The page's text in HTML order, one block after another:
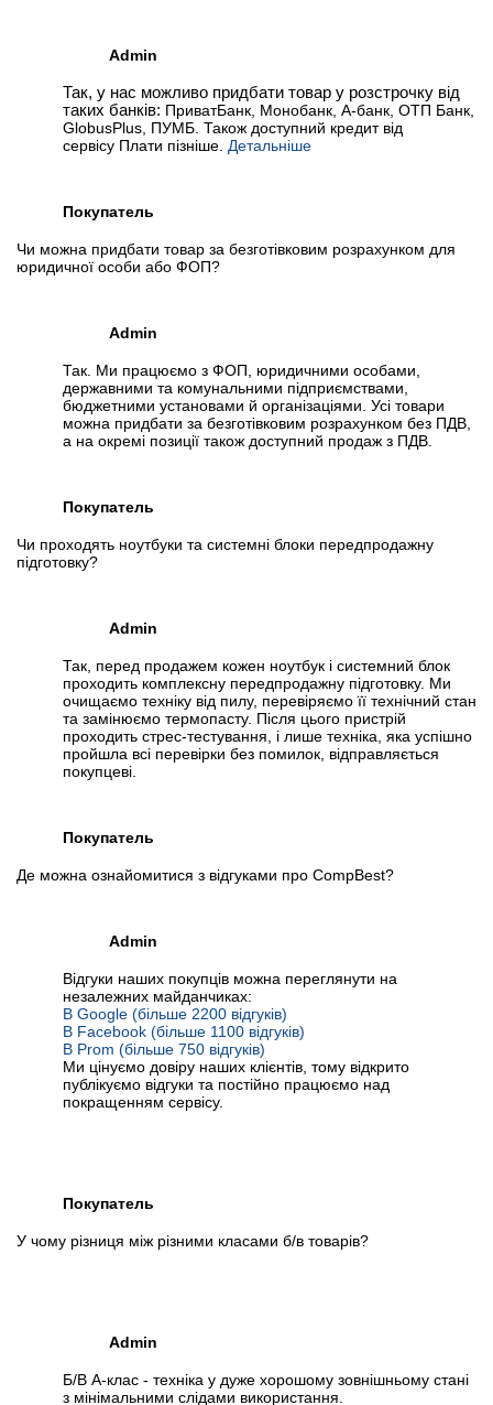
Admin
Так, у нас можливо придбати товар у розстрочку від
таких банків: ПриватБанк, Монобанк, А-банк, ОТП Банк,
GlobusPlus, ПУМБ. Також доступний кредит від
сервісу Плати пізніше. Детальніше
Покупатель
Чи можна придбати товар за безготівковим розрахунком для
юридичної особи або ФОП?
Admin
Так. Ми працюємо з ФОП, юридичними особами,
державними та комунальними підприємствами,
бюджетними установами й організаціями. Усі товари
можна придбати за безготівковим розрахунком без ПДВ,
а на окремі позиції також доступний продаж з ПДВ.
Покупатель
Чи проходять ноутбуки та системні блоки передпродажну
підготовку?
Admin
Так, перед продажем кожен ноутбук і системний блок
проходить комплексну передпродажну підготовку. Ми
очищаємо техніку від пилу, перевіряємо її технічний стан
та замінюємо термопасту. Після цього пристрій
проходить стрес-тестування, і лише техніка, яка успішно
пройшла всі перевірки без помилок, відправляється
покупцеві.
Покупатель
Де можна ознайомитися з відгуками про CompBest?
Admin
Відгуки наших покупців можна переглянути на
незалежних майданчиках:
В Google (більше 2200 відгуків)
В Facebook (більше 1100 відгуків)
В Prom (більше 750 відгуків)
Ми цінуємо довіру наших клієнтів, тому відкрито
публікуємо відгуки та постійно працюємо над
покращенням сервісу.
Покупатель
У чому різниця між різними класами б/в товарів?
Admin
Б/В А-клас - техніка у дуже хорошому зовнішньому стані
з мінімальними слідами використання.